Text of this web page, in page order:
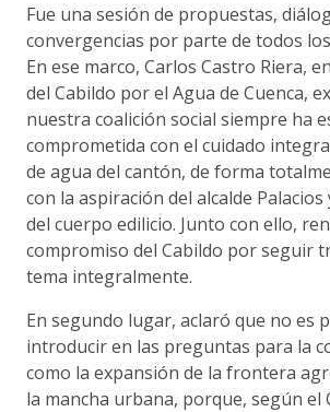
Fue una sesión de propuestas,
convergencias por parte de todos
En ese marco, Carlos Castro Riera,
del Cabildo por el Agua de Cuenca,
nuestra coalición social siempre ha
comprometida con el cuidado
de agua del cantón, de forma
con la aspiración del alcalde
del cuerpo edilicio. Junto con ello,
compromiso del Cabildo por seguir
tema integralmente.
En segundo lugar, aclaró que no es
introducir en las preguntas para la
como la expansión de la frontera
la mancha urbana, porque, según el